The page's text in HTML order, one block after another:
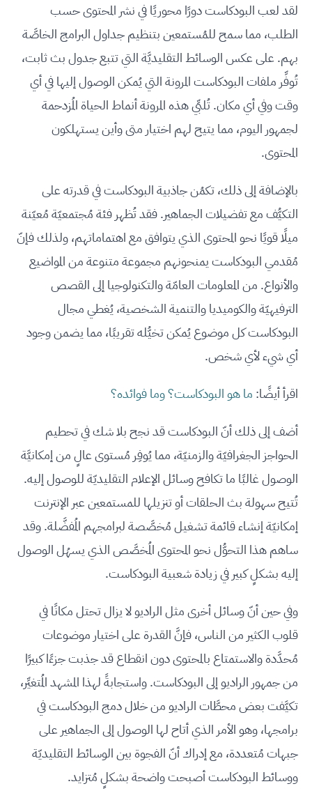
لقد لعب البودكاست دورًا محوريًا في نشر المحتوى حسب
الطلب، مما سمح للمُستمعين بتنظيم جداول البرامج الخاصَّة
بهم. على عكس الوسائط التقليديَّة التي تتبع جدول بث ثابت،
تُوفِّر ملفات البودكاست المرونة التي يُمكن الوصول إليها في أي
وقت وفي أي مكان. تُلبِّي هذه المرونة أنماط الحياة المُزدحمة
لجمهور اليوم، مما يتيح لهم اختيار متى وأين يستهلكون
المحتوى.
بالإضافة إلى ذلك، تكمُن جاذبية البودكاست في قدرته على
التكيُّف مع تفضيلات الجماهير. فقد تُظهر فئة مُجتمعيّة مُعيّنة
ميلًا قويًا نحو المحتوى الذي يتوافق مع اهتماماتهم، ولذلك فإنّ
مُقدمي البودكاست يمنحونهم مجموعة متنوعة من المواضيع
والأنواع. من المعلومات العامّة والتكنولوجيا إلى القصص
الترفيهيّة والكوميديا والتنمية الشخصية، يُغطي مجال
البودكاست كل موضوع يُمكن تخيُّله تقريبًا، مما يضمن وجود
أي شيء لأي شخص.
اقرأ أيضًا: ما هو البودكاست؟ وما فوائده؟
أضف إلى ذلك أنّ البودكاست قد نجح بلا شك في تحطيم
الحواجز الجغرافيّة والزمنيّة، مما يُوفِر مُستوى عالٍ من إمكانيَّة
الوصول غالبًا ما تكافح وسائل الإعلام التقليديّة للوصول إليه.
تُتيح سهولة بث الحلقات أو تنزيلها للمستمعين عبر الإنترنت
إمكانيّة إنشاء قائمة تشغيل مُخصَّصة لبرامجهم المُفضَّلة. وقد
ساهم هذا التحوُّل نحو المحتوى المُخصَّص الذي يسهُل الوصول
إليه بشكلٍ كبير في زيادة شعبية البودكاست.
وفي حين أنّ وسائل أخرى مثل الراديو لا يزال تحتل مكانًا في
قلوب الكثير من الناس، فإنَّ القدرة على اختيار موضوعات
مُحدَّدة والاستمتاع بالمحتوى دون انقطاع قد جذبت جزءًا كبيرًا
من جمهور الراديو إلى البودكاست. واستجابةً لهذا المشهد المُتغيِّر،
تكيَّفت بعض محطَّات الراديو من خلال دمج البودكاست في
برامجها، وهو الأمر الذي أتاح لها الوصول إلى الجماهير على
جبهات مُتعددة، مع إدراك أنّ الفجوة بين الوسائط التقليديّة
ووسائط البودكاست أصبحت واضحة بشكلٍ مُتزايد.